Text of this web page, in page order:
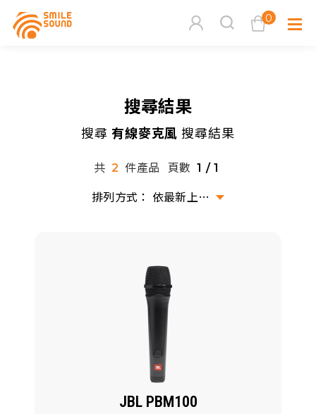
0
請選擇商品分類
搜尋
搜尋結果
搜尋 有線麥克風 搜尋結果
共 2 件產品 頁數 1 / 1
依最新上架排序
JBL PBM100